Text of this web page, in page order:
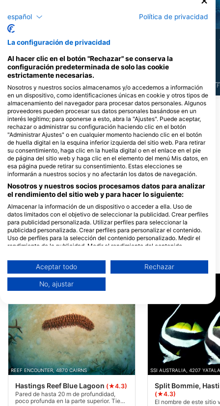
Lábrido
57Avistamientos
J F M A M J J A S O N D
Pez Payaso
J F M A M J J A S O N D F
Ver más animales
Dive Centers que ofrecen servicios en
este lugar de buceo
REEF ENCOUNTER, GREAT
BARRIER REEF LIVEABOARD
DIVING
100 Abbott Street, 4870 CAIRNS,
QLD - Australia
Puntos de inmersión cercanos
REEF ENCOUNTER, 4870 CAIRNS
Hastings Reef Blue Lagoon (★4.3)
Pared de hasta 20 m de profundidad,
poco profunda en la parte superior. Tiene
SSI AUSTRALIA, 4207 YATALA
Split Bommie,
(★4.3)
El nombre de este sitio
español Política de privacidad
La configuración de privacidad
Al hacer clic en el botón "Rechazar" se conserva la
configuración predeterminada de solo las cookie
estrictamente necesarias.
Nosotros y nuestros socios almacenamos y/o accedemos a información
en un dispositivo, como identificaciones únicas en cookie y otros tipos de
almacenamiento del navegador para procesar datos personales. Algunos
proveedores pueden procesar sus datos personales basándose en un
interés legítimo; para oponerse a esto, abra la "Ajustes". Puede aceptar,
rechazar o administrar su configuración haciendo clic en el botón
"Administrar Ajustes" o en cualquier momento haciendo clic en el botón
de huella digital en la esquina inferior izquierda del sitio web. Para retirar
su consentimiento, haga clic en la huella digital o en el enlace en el pie
de página del sitio web y haga clic en el elemento del menú Mis datos, en
esa página puede retirar su consentimiento. Estas elecciones se
informarán a nuestros socios y no afectarán los datos de navegación.
Nosotros y nuestros socios procesamos datos para analizar
el rendimiento del sitio web y para hacer lo siguiente:
Almacenar la información de un dispositivo o acceder a ella. Uso de
datos limitados con el objetivo de seleccionar la publicidad. Crear perfiles
para publicidad personalizada. Utilizar perfiles para seleccionar la
publicidad personalizada. Crear perfiles para personalizar el contenido.
Uso de perfiles para la selección del contenido personalizado. Medir el
rendimiento de la publicidad. Medir el rendimiento del contenido.
combinación de datos procedentes de diferentes fuentes. Desarrollo y
mejora de los servicios. Uso de datos limitados con el objetivo de
seleccionar el contenido.
Puede encontrar más información sobre el uso de datos por parte de
Los datos pueden compartirse fuera de la Unión Europea y enviarse a EE.
UU.
Su consentimiento y la política cookie se aplican únicamente a este sitio
web/aplicación.
Ver lista de socios (1 Proveedores de IAB)
Utilizamos tus datos para las siguientes finalidades:
Fines de tratamiento del IAB:
Almacenar la información en un dispositivo
y/o acceder a ella
Aceptar todo Rechazar
No, ajustar